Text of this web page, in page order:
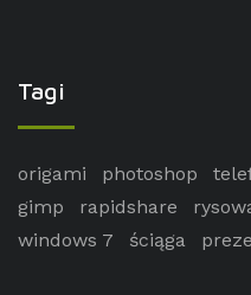
Tagi
origami photoshop
gimp
rapidshare
windows 7
ściąga